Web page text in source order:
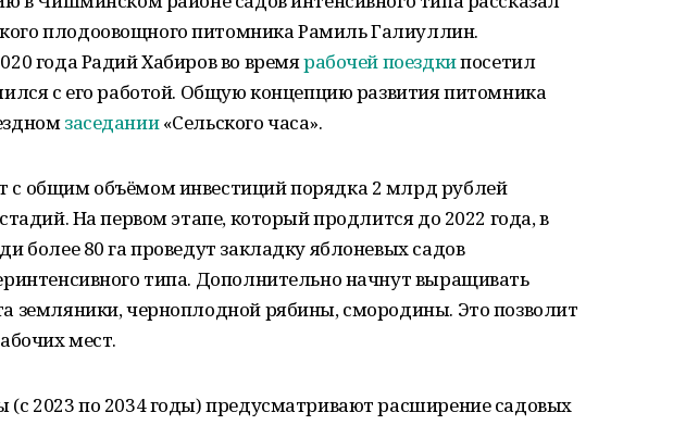
плодоовощного питомника Рамиль Галиуллин.
года Радий Хабиров во времярабочей поездкипосетил
с его работой. Общую концепцию развития питомника
заседании«Сельского часа».
с общим объёмом инвестиций порядка 2 млрд рублей
На первом этапе, который продлится до 2022 года, в
более 80 га проведут закладку яблоневых садов
типа. Дополнительно начнут выращивать
земляники, черноплодной рябины, смородины. Это позволит
мест.
2023 по 2034 годы) предусматривают расширение садовых